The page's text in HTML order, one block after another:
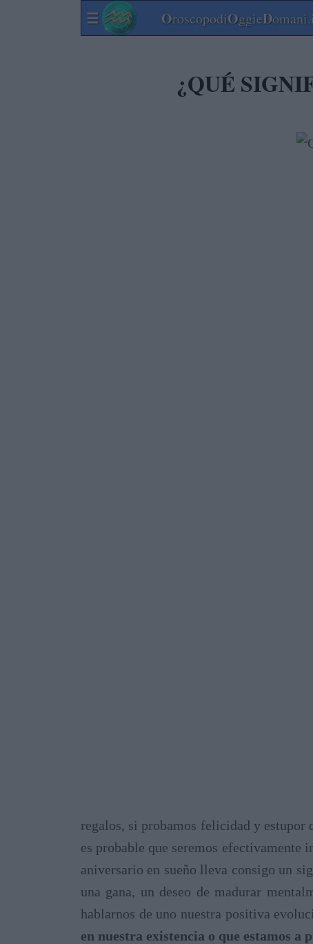
☰ OroscopodiOggieD
¿QUÉ
regalos, si probamos felicidad y estupor
es probable que seremos efectivamente
aniversario en sueño lleva consigo un
una gana, un deseo de madurar
hablarnos de uno nuestra positiva
en nuestra existencia o que estamos a